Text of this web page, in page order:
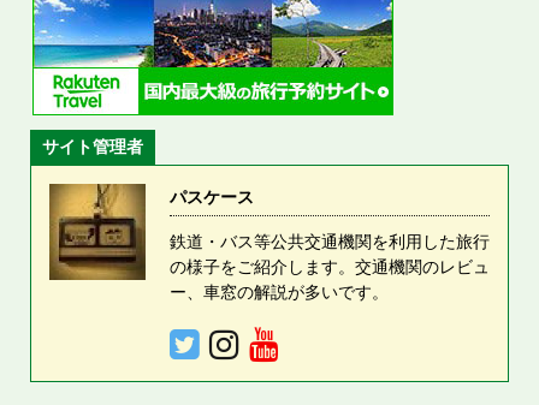
サイト管理者
パスケース
鉄道・バス等公共交通機関を利用した旅行
の様子をご紹介します。交通機関のレビュ
ー、車窓の解説が多いです。